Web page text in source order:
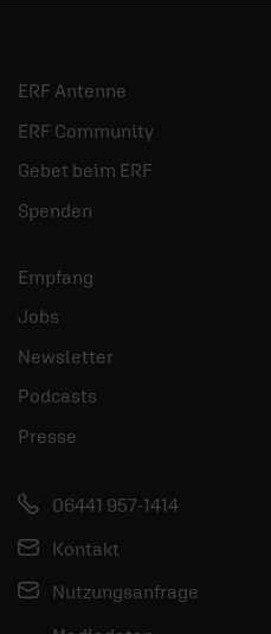
ERF Antenne
ERF Community
Gebet beim ERF
Spenden
Empfang
Jobs
Newsletter
Podcasts
Presse
06441 957-1414
Kontakt
Nutzungsanfrage